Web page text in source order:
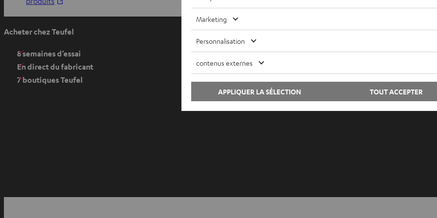
v
i
r
d
v
O
Acheter chez Teufel
8 semaines d’essai
En direct du fabricant
7 boutiques Teufel
Connaissances
Divertissement
Boutique FR
Boutique BE
Marketing
Personnalisation
contenus externes
TOUT ACCEPTER
APPLIQUER LA SÉLECTION